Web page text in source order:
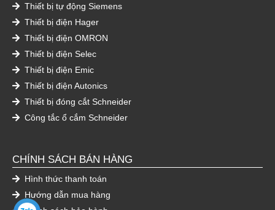
Thiết bị tự động Siemens
Thiết bị điện Hager
Thiết bị điện OMRON
Thiết bị điện Selec
Thiết bị điện Emic
Thiết bị điện Autonics
Thiết bị đóng cắt Schneider
Công tắc ổ cắm Schneider
CHÍNH SÁCH BÁN HÀNG
Hình thức thanh toán
Hướng dẫn mua hàng